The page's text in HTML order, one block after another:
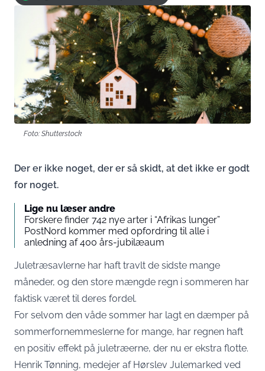
Foto: Shutterstock
Der er ikke noget, der er så skidt, at det ikke er godt
for noget.
Lige nu læser andre
Forskere finder 742 nye arter i “Afrikas lunger”
PostNord kommer med opfordring til alle i
anledning af 400 års-jubilæaum
Juletræsavlerne har haft travlt de sidste mange
måneder, og den store mængde regn i sommeren har
faktisk været til deres fordel.
For selvom den våde sommer har lagt en dæmper på
sommerfornemmeslerne for mange, har regnen haft
en positiv effekt på juletræerne, der nu er ekstra flotte.
Henrik Tønning, medejer af Hørslev Julemarked ved